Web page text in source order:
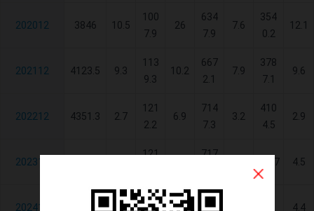
202012 3846 10.5
100
7.9
26
634
7.9
7.6
354
0.2
12.1
202112 4123.5 9.3
113
9.3
10.2
667
2.1
7.9
378
7.1
9.6
202212 4351.3 2.7
121
2.2
6.9
714
7.3
3.2
410
4.5
2.9
202312
121
717
4257 4.5
202412 1.6
130
6
747
4.4